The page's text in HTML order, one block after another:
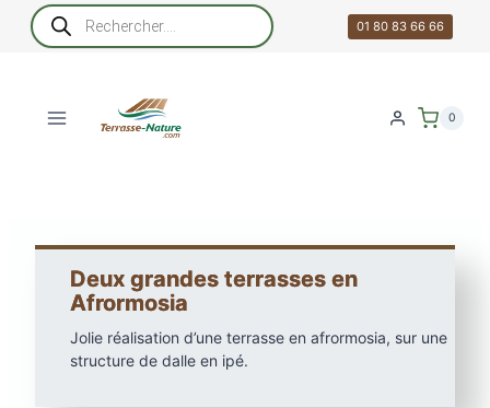
Recherche
de
produits
01 80 83 66 66
0
Deux grandes terrasses en
Afrormosia
Jolie réalisation d’une terrasse en afrormosia, sur une
structure de dalle en ipé.